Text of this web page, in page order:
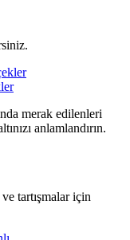
merak edilenleri
anlamlandırın.
tartışmalar için